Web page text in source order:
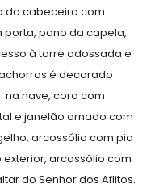
da cabeceira com
porta, pano da capela,
à torre adossada e
é decorado
na nave, coro com
e janelão ornado com
arcossólio com pia
arcossólio com
do Senhor dos Aflitos.